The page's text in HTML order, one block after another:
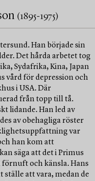
(1895-1975)
Han började sin
Det hårda arbetet tog
Sydafrika, Kina, Japan
vård för depression och
i USA. Där
från topp till tå.
lidande. Han led av
av obehagliga röster
var
han kom att
säga att det i Primus
och känsla. Hans
ställe att vara, medan de